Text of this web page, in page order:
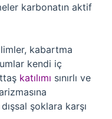
karbonatın aktif
kabartma
kendi iç
katılımı sınırlı ve
şoklara karşı